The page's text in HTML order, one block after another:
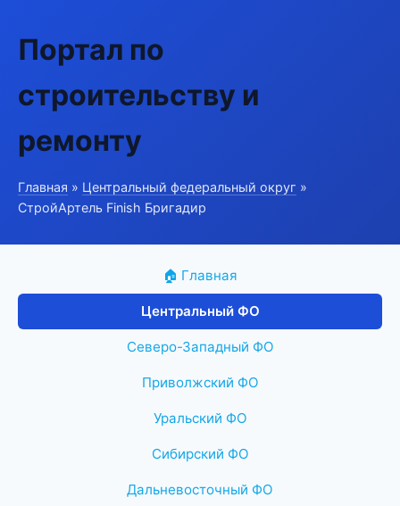
Портал по
строительству и
ремонту
Главная » Центральный федеральный округ »
СтройАртель Finish Бригадир
🏠 Главная
Центральный ФО
Северо-Западный ФО
Приволжский ФО
Уральский ФО
Сибирский ФО
Дальневосточный ФО